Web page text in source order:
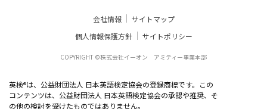
会社情報
サイトマップ
個人情報保護方針
サイトポリシー
COPYRIGHT ©株式会社イーオン アミティー事業本部
英検®は、公益財団法人 日本英語検定協会の登録商標です。この
コンテンツは、公益財団法人 日本英語検定協会の承認や推奨、そ
の他の検討を受けたものではありません。